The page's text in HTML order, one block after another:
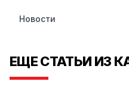
Новости
ЕЩЕ СТАТЬИ ИЗ